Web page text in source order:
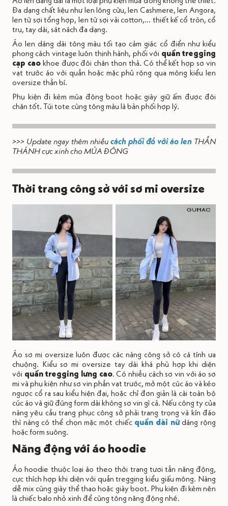
Đa dạng chất liệu như len lông cừu, len Cashmere, len Angora,
len từ sợi tổng hợp, len từ sợi vải cotton,... thiết kế cổ tròn, cổ
trụ, tay dài, sát nách đa dạng.
Áo len dáng dài tông màu tối tạo cảm giác cổ điển như kiểu
phong cách vintage luôn thịnh hành, phối với quần tregging
cạp caokhoe được đôi chân thon thả. Có thể kết hợp sơ vin
vạt trước áo với quần hoặc mặc phủ rộng qua mông kiểu len
oversize thần bí.
Phụ kiện đi kèm mùa đông boot hoặc giày giữ ấm được đôi
chân tốt. Túi tote cùng tông màu là bản phối hợp lý.
>>> Update ngay thêm nhiều cách phối đồ với áo len THẦN
THÁNH cực xinh cho MÙA ĐÔNG
Thời trang công sở với sơ mi oversize
Áo sơ mi oversize luôn được các nàng công sở có cá tính ưa
chuộng. Kiểu sơ mi oversize tay dài khá phù hợp khi diện
với quần tregging lưng cao. Có nhiều cách sơ vin với áo sơ
mi và phụ kiện như sơ vin phần vạt trước, mở một cúc áo và kéo
ngược cổ ra sau kiểu hiện đại, hoặc chỉ đơn giản là cài toàn bộ
cúc áo và giữ đúng form dài không sơ vin gì cả. Nếu công ty của
nàng yêu cầu trang phục công sở phải trang trọng và kín đáo
thì nàng có thể chọn mặc một chiếc quần dài nữdáng rộng
hoặc form suông.
Năng động với áo hoodie
Áo hoodie thuộc loại áo theo thời trang tươi tắn năng động,
cực thích hợp khi diện với quần tregging kiểu giấu mông. Nàng
dễ mix cùng giày thể thao hoặc giày boot. Phụ kiện đi kèm nên
là chiếc balo nhỏ xinh để cùng tông năng động nhé.